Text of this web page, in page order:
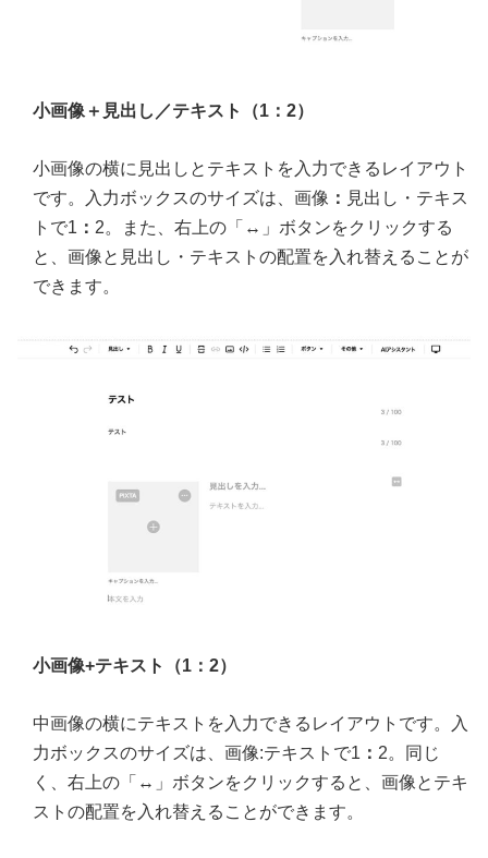
小画像＋見出し／テキスト（1：2）
小画像の横に見出しとテキストを入力できるレイアウト
です。入力ボックスのサイズは、画像 ： 見出し・テキス
トで1 ： 2。また、右上の「↔」ボタンをクリックする
と、画像と見出し・テキストの配置を入れ替えることが
できます。
小画像+テキスト（1：2）
中画像の横にテキストを入力できるレイアウトです。入
力ボックスのサイズは、画像:テキストで1 ： 2。同じ
く、右上の「↔」ボタンをクリックすると、画像とテキ
ストの配置を入れ替えることができます。